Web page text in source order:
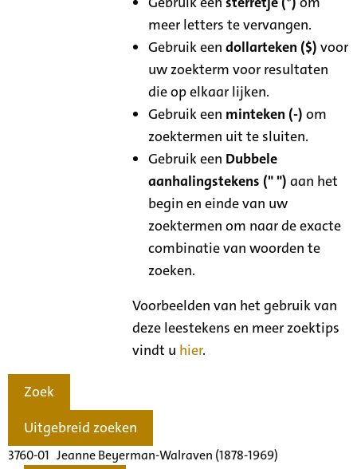
meer letters te vervangen.
Gebruik eendollarteken ($) voor
uw zoekterm voor resultaten
die op elkaar lijken.
Gebruik een minteken (-) om
zoektermen uit te sluiten.
Gebruik een Dubbele
aanhalingstekens (" ") aan het
begin en einde van uw
zoektermen om naar de exacte
combinatie van woorden te
zoeken.
Voorbeelden van het gebruik van
deze leestekens en meer zoektips
vindt u hier.
Zoek
Uitgebreid zoeken
3760-01 Jeanne Beyerman-Walraven (1878-1969)